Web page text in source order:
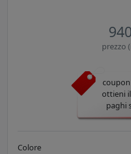
prezzo
coupon
ottieni il
paghi
Colore